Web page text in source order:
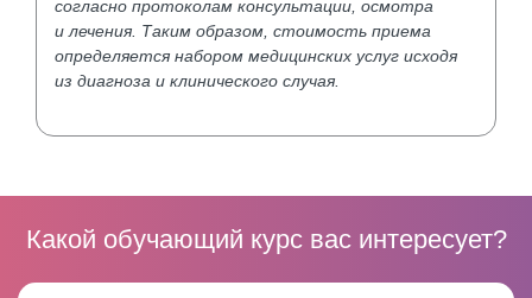
согласно протоколам консультации, осмотра
и лечения. Таким образом, стоимость приема
определяется набором медицинских услуг исходя
из диагноза и клинического случая.
Какой обучающий курс вас интересует?